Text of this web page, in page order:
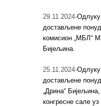
29.11.2024-
достављене
комисион „МБЛ“
Бијељина.
25.11.2024-
достављене
„Дрина“
конгресне сале